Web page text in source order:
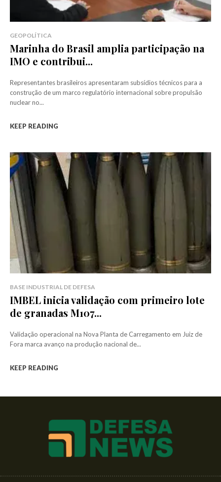
GEOPOLÍTICA
Marinha do Brasil amplia participação na
IMO e contribui...
Representantes brasileiros apresentaram subsídios técnicos para a
construção de um marco regulatório internacional sobre propulsão
nuclear no...
KEEP READING
BASE INDUSTRIAL DE DEFESA
IMBEL inicia validação com primeiro lote
de granadas M107...
Validação operacional na Nova Planta de Carregamento em Juiz de
Fora marca avanço na produção nacional de...
KEEP READING